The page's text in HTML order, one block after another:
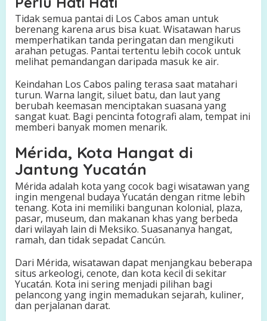
Tidak semua pantai di Los Cabos aman untuk
berenang karena arus bisa kuat. Wisatawan harus
memperhatikan tanda peringatan dan mengikuti
arahan petugas. Pantai tertentu lebih cocok untuk
melihat pemandangan daripada masuk ke air.
Keindahan Los Cabos paling terasa saat matahari
turun. Warna langit, siluet batu, dan laut yang
berubah keemasan menciptakan suasana yang
sangat kuat. Bagi pencinta fotografi alam, tempat ini
memberi banyak momen menarik.
Mérida, Kota Hangat di
Jantung Yucatán
Mérida adalah kota yang cocok bagi wisatawan yang
ingin mengenal budaya Yucatán dengan ritme lebih
tenang. Kota ini memiliki bangunan kolonial, plaza,
pasar, museum, dan makanan khas yang berbeda
dari wilayah lain di Meksiko. Suasananya hangat,
ramah, dan tidak sepadat Cancún.
Dari Mérida, wisatawan dapat menjangkau beberapa
situs arkeologi, cenote, dan kota kecil di sekitar
Yucatán. Kota ini sering menjadi pilihan bagi
pelancong yang ingin memadukan sejarah, kuliner,
dan perjalanan darat.